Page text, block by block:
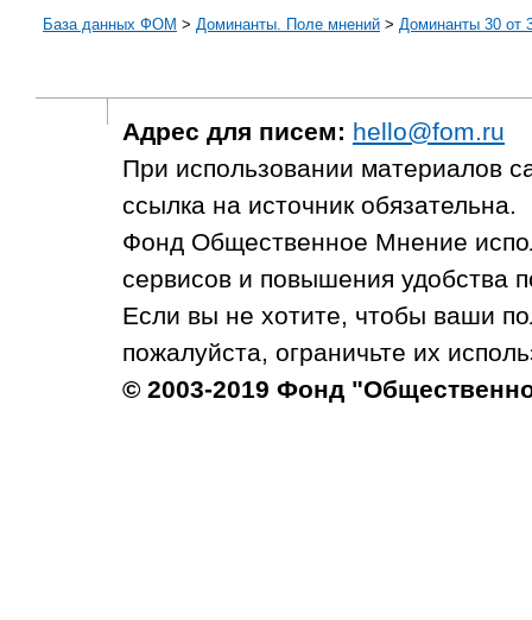
База данных ФОМ > Доминанты. Поле мнений > Доминанты 30 от
Адрес для писем: hello@fom.ru
При использовании материалов
ссылка на источник обязательна.
Фонд Общественное Мнение
сервисов и повышения удобства
Если вы не хотите, чтобы ваши
пожалуйста, ограничьте их
© 2003-2019 Фонд